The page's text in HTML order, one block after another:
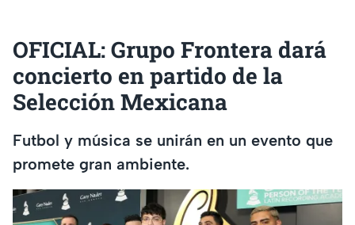
OFICIAL: Grupo Frontera dará
concierto en partido de la
Selección Mexicana
Futbol y música se unirán en un evento que
promete gran ambiente.